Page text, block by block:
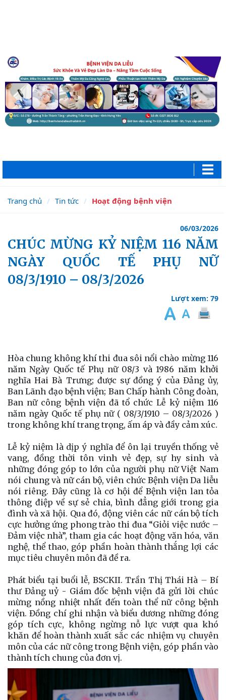
Trang chủ Tin tức Hoạt động bệnh viện
06/03/2026
CHÚC MỪNG KỶ NIỆM 116 NĂM
NGÀY QUỐC TẾ PHỤ NỮ
08/3/1910 – 08/3/2026
Lượt xem: 79
Hòa chung không khí thi đua sôi nổi chào mừng 116
năm Ngày Quốc tế Phụ nữ 08/3 và 1986 năm khởi
nghĩa Hai Bà Trưng; được sự đồng ý của Đảng ủy,
Ban Lãnh đạo bệnh viện; Ban Chấp hành Công đoàn,
Ban nữ công bệnh viện đã tổ chức Lễ kỷ niệm 116
năm ngày Quốc tế phụ nữ ( 08/3/1910 – 08/3/2026 )
trong không khí trang trọng, ấm áp và đầy cảm xúc.
Lễ kỷ niệm là dịp ý nghĩa để ôn lại truyền thống vẻ
vang, đồng thời tôn vinh vẻ đẹp, sự hy sinh và
những đóng góp to lớn của người phụ nữ Việt Nam
nói chung và nữ cán bộ, viên chức Bệnh viện Da liễu
nói riêng. Đây cũng là cơ hội để Bệnh viện lan tỏa
thông điệp về sự sẻ chia, bình đẳng giới trong gia
đình và xã hội. Qua đó, động viên các nữ cán bộ tích
cực hưởng ứng phong trào thi đua “Giỏi việc nước –
Đảm việc nhà”, tham gia các hoạt động văn hóa, văn
nghệ, thể thao, góp phần hoàn thành thắng lợi các
mục tiêu chuyên môn đã đề ra.
Phát biểu tại buổi lễ, BSCKII. Trần Thị Thái Hà –Bí
thư Đảng uỷ - Giám đốc bệnh viện đã gửi lời chúc
mừng nồng nhiệt nhất đến toàn thể nữ công bệnh
viện. Đồng chí ghi nhận và biểu dương những đóng
góp tích cực, không ngừng nỗ lực vượt qua khó
khăn để hoàn thành xuất sắc các nhiệm vụ chuyên
môn của các nữ công trong Bệnh viện, góp phần vào
thành tích chung của đơn vị.